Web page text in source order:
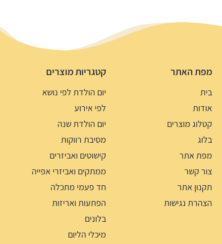
מפת האתר
בית
אודות
קטלוג מוצרים
בלוג
מפת אתר
צור קשר
תקנון אתר
הצהרת נגישות
קטגריות מוצרים
יום הולדת לפי נושא
לפי אירוע
יום הולדת שנה
מסיבת רווקות
קישוטים ואביזרים
ממתקים ואביזרי אפייה
חד פעמי מתכלה
הפתעות ואריזות
בלונים
מיכלי הליום